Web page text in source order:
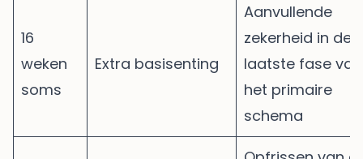
16
weken
soms
Extra basisenting
Aanvullende
zekerheid in de
laatste fase van
het primaire
schema